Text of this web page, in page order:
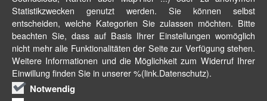
Statistikzwecken genutzt werden. Sie können selbst
entscheiden, welche Kategorien Sie zulassen möchten. Bitte
beachten Sie, dass auf Basis Ihrer Einstellungen womöglich
nicht mehr alle Funktionalitäten der Seite zur Verfügung stehen.
Weitere Informationen und die Möglichkeit zum Widerruf Ihrer
Einwillung finden Sie in unserer %(link.Datenschutz).
Notwendig